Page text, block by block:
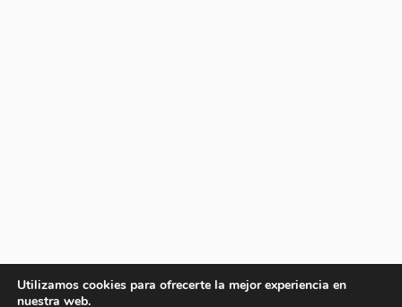
Utilizamos cookies para ofrecerte la mejor experiencia en
nuestra web.